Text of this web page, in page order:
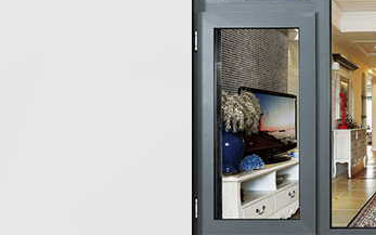
钢制防火门
被动窗
电梯门套